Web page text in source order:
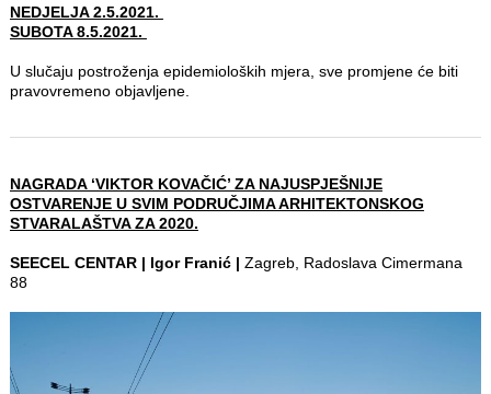
NEDJELJA 2.5.2021.
SUBOTA 8.5.2021.
U slučaju postroženja epidemioloških mjera, sve promjene će biti
pravovremeno objavljene.
NAGRADA ‘VIKTOR KOVAČIĆ’ ZA NAJUSPJEŠNIJE
OSTVARENJE U SVIM PODRUČJIMA ARHITEKTONSKOG
STVARALAŠTVA ZA 2020.
SEECEL CENTAR | Igor Franić | Zagreb, Radoslava Cimermana
88